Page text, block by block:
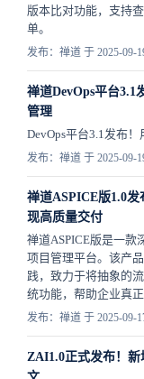
版本比对功能，支持
单。
发布：禅道 于 2025-09-
禅道DevOps平台3.1
管理
DevOps平台3.1发布
发布：禅道 于 2025-09-
禅道ASPICE版1.0
现高质量交付
禅道ASPICE版是一款
项目管理平台。该产
践，致力于将抽象的
统功能，帮助企业真
发布：禅道 于 2025-09-
ZAI1.0正式发布！